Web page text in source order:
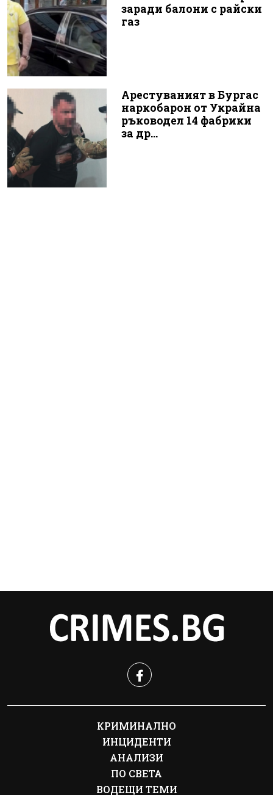
заради балони с райски
газ
Арестуваният в Бургас
наркобарон от Украйна
ръководел 14 фабрики
за др...
КРИМИНАЛНО
ИНЦИДЕНТИ
АНАЛИЗИ
ПО СВЕТА
ВОДЕЩИ ТЕМИ